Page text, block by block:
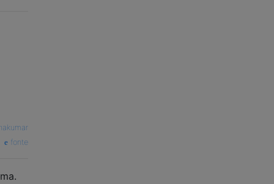
fonte